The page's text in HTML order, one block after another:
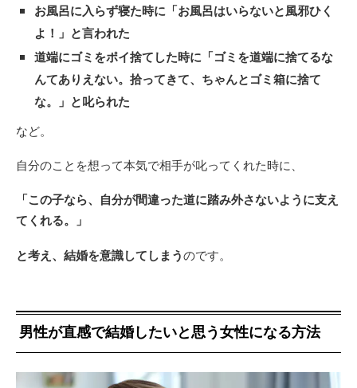
お風呂に入らず寝た時に「お風呂はいらないと風邪ひく
よ！」と言われた
道端にゴミをポイ捨てした時に「ゴミを道端に捨てるな
んてありえない。拾ってきて、ちゃんとゴミ箱に捨て
な。」と叱られた
など。
自分のことを想って本気で相手が叱ってくれた時に、
「この子なら、自分が間違った道に踏み外さないように支え
てくれる。」
と考え、結婚を意識してしまうのです。
男性が直感で結婚したいと思う女性になる方法